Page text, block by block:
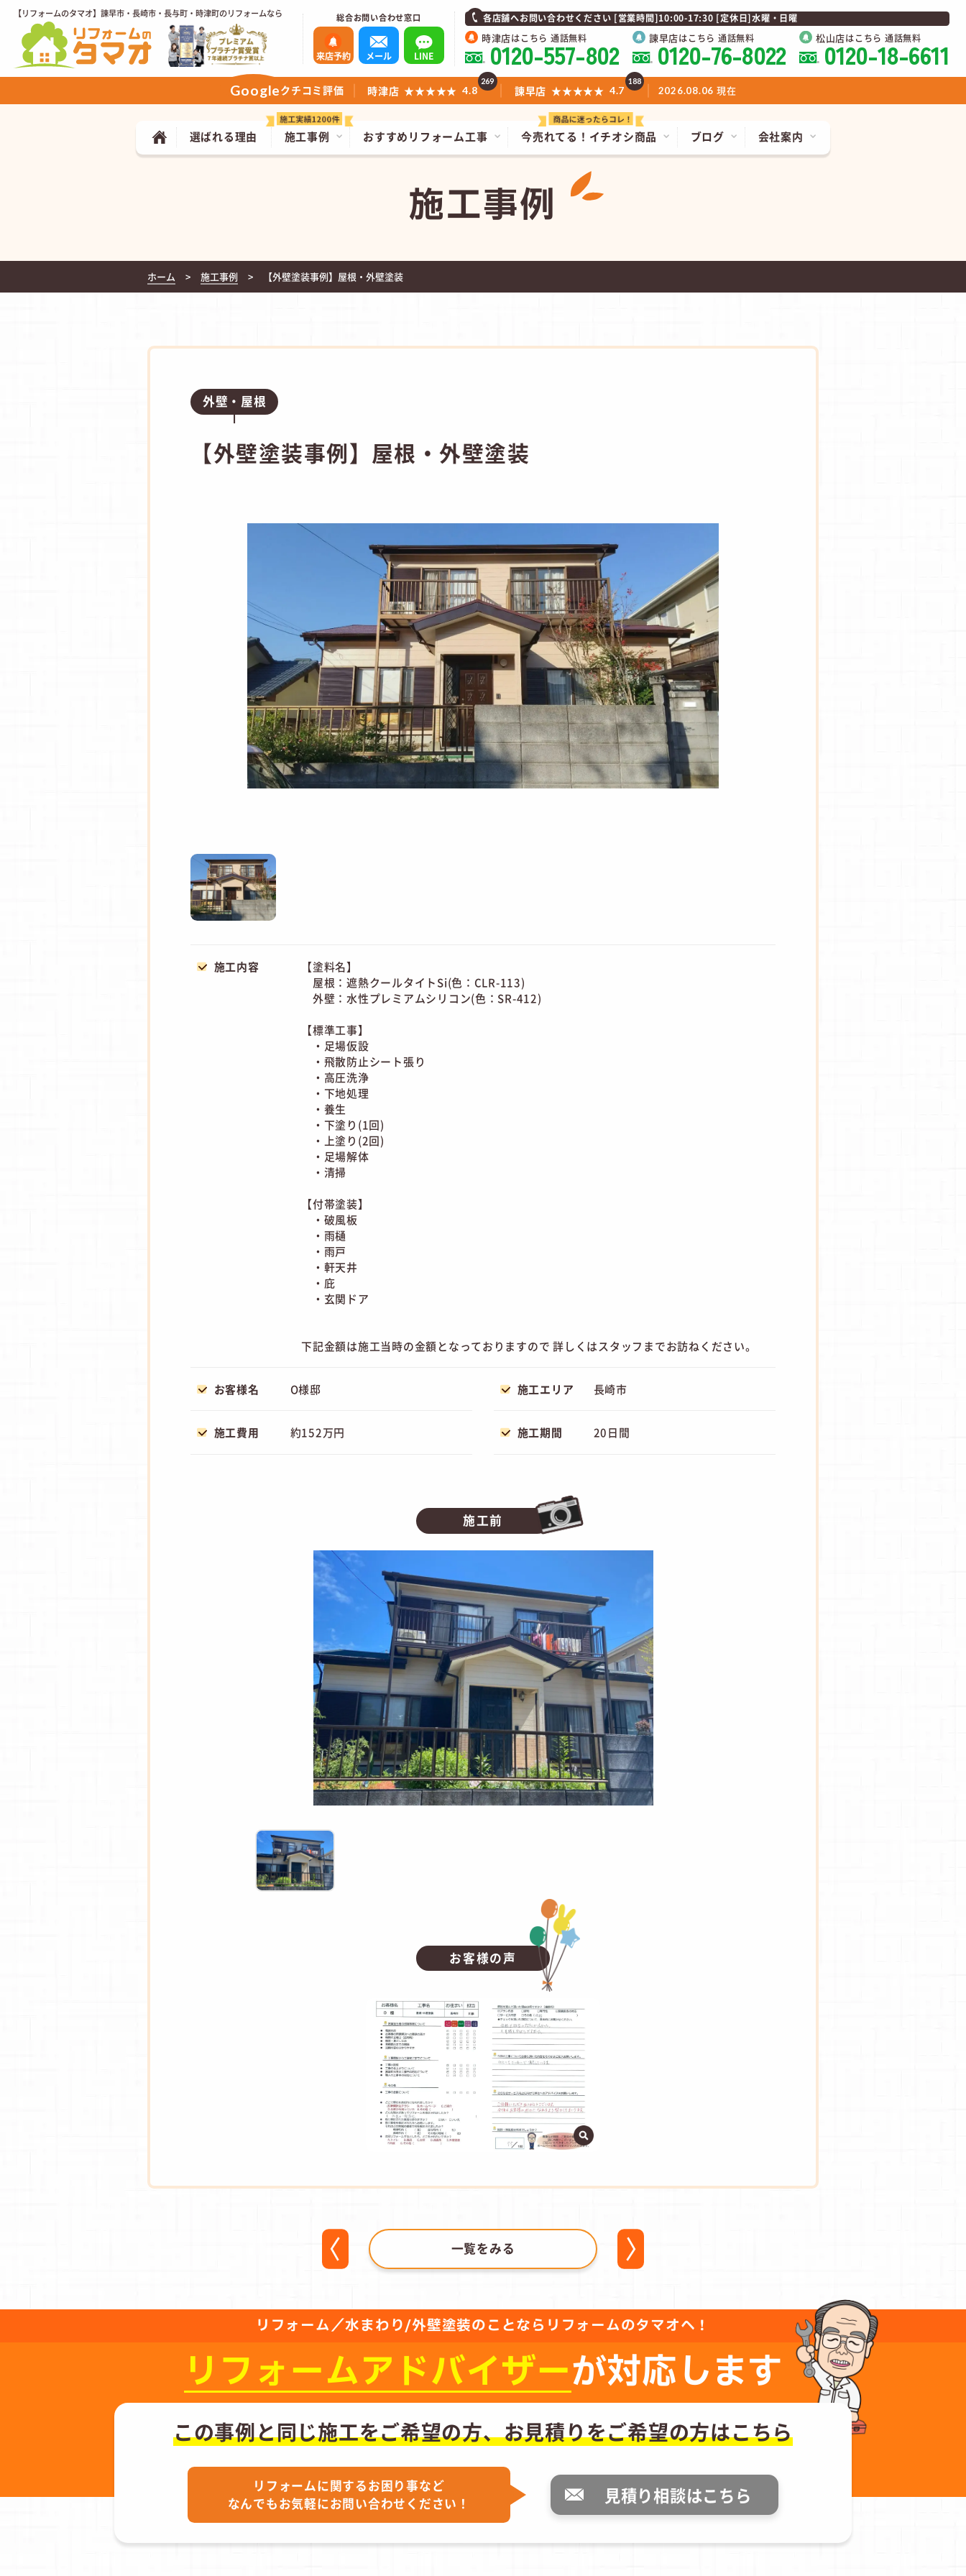
【リフォームのタマオ】諫早市・長崎市・長与町・時津町のリフォームなら 総合お問い合わせ窓口
来店予約 メール LINE
各店舗へお問い合わせください [営業時間]10:00-17:30 [定休日]水曜・日曜
時津店はこちら 通話無料
0120-557-802 諫早店はこちら 通話無料
0120-76-8022 松山店はこちら 通話無料
0120-18-6611
今売れてる！ イチオシ商品
施工事例 おすすめリフォーム工事
選ばれる理由 ブログ 会社案内
Googleクチコミ評価 時津店 ★★★★★ 4.8
269
諫早店 ★★★★★ 4.7
188
2026.08.06 現在
施工事例
ホーム 施工事例 【外壁塗装事例】屋根・外壁塗装
外壁・屋根
【外壁塗装事例】屋根・外壁塗装
施工内容
【塗料名】
屋根：遮熱クールタイトSi(色：CLR-113)
外壁：水性プレミアムシリコン(色：SR-412)
【標準工事】
・足場仮設
・飛散防止シート張り
・高圧洗浄
・下地処理
・養生
・下塗り(1回)
・上塗り(2回)
・足場解体
・清掃
【付帯塗装】
・破風板
・雨樋
・雨戸
・軒天井
・庇
・玄関ドア
下記金額は施工当時の金額となっておりますので 詳しくはスタッフまでお訪ねください。
お客様名 O様邸 施工エリア 長崎市
施工費用 約152万円 施工期間 20日間
施工前
お客様の声
一覧をみる
リフォーム／水まわり/外壁塗装のことならリフォームのタマオへ！
リフォームアドバイザーが対応します
この事例と同じ施工をご希望の方、お見積りをご希望の方はこちら
リフォームに関するお困り事など
なんでもお気軽にお問い合わせください！
見積り相談はこちら